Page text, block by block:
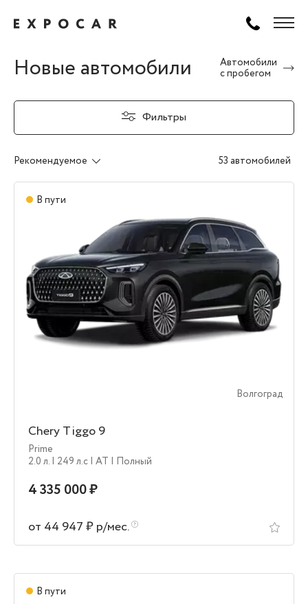
Новые автомобили
Автомобили
с пробегом
Фильтры
Рекомендуемое 53 автомобилей
В пути
Волгоград
Chery Tiggo 9
Prime
2.0 л. | 249 л.c | AT | Полный
4 335 000 ₽
от 44 947 ₽ р/мес.
В пути